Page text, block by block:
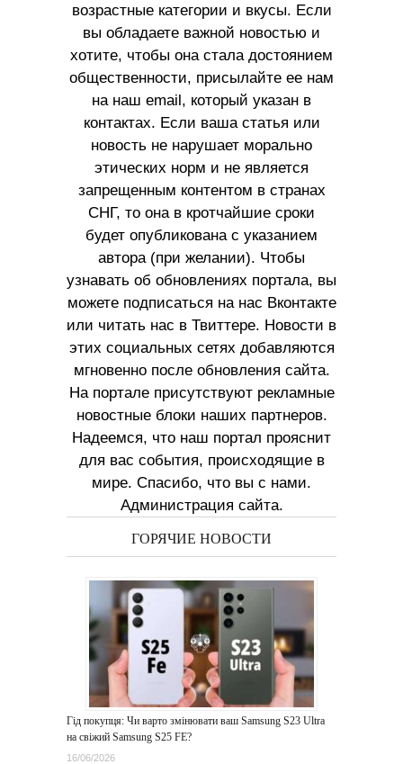
возрастные категории и вкусы. Если
вы обладаете важной новостью и
хотите, чтобы она стала достоянием
общественности, присылайте ее нам
на наш email, который указан в
контактах. Если ваша статья или
новость не нарушает морально
этических норм и не является
запрещенным контентом в странах
СНГ, то она в кротчайшие сроки
будет опубликована с указанием
автора (при желании). Чтобы
узнавать об обновлениях портала, вы
можете подписаться на нас Вконтакте
или читать нас в Твиттере. Новости в
этих социальных сетях добавляются
мгновенно после обновления сайта.
На портале присутствуют рекламные
новостные блоки наших партнеров.
Надеемся, что наш портал прояснит
для вас события, происходящие в
мире. Спасибо, что вы с нами.
Администрация сайта.
ГОРЯЧИЕ НОВОСТИ
Гід покупця: Чи варто змінювати ваш Samsung S23 Ultra
на свіжий Samsung S25 FE?
16/06/2026